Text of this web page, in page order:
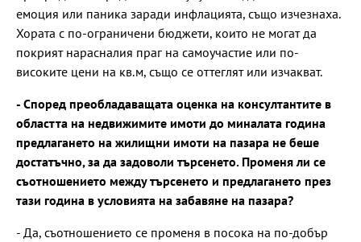
емоция или паника заради инфлацията, също изчезнаха.
Хората с по-ограничени бюджети, които не могат да
покрият нарасналия праг на самоучастие или по-
високите цени на кв.м, също се оттеглят или изчакват.
- Според преобладаващата оценка на консултантите в
областта на недвижимите имоти до миналата година
предлагането на жилищни имоти на пазара не беше
достатъчно, за да задоволи търсенето. Променя ли се
съотношението между търсенето и предлагането през
тази година в условията на забавяне на пазара?
- Да, съотношението се променя в посока на по-добър